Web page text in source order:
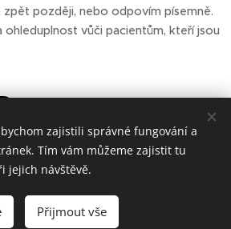
později, nebo odpovím písemně.
ohleduplnost vůči pacientům, kteří jsou
Jindřichův Hradec
3.Patro
Cookies
zajistili správné fungování a
Tím vám můžeme zajistit tu
jejich návštěvě.
Přijmout vše